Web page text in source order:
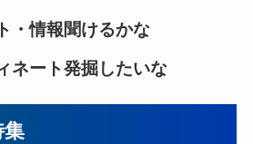
・情報聞けるかな
ネート発掘したいな
集